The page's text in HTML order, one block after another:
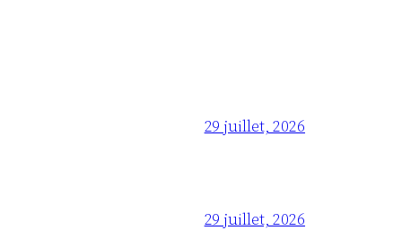
29 juillet, 2026
29 juillet, 2026